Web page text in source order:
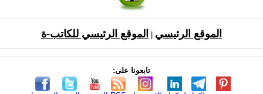
الموقع الرئيسي الموقع الرئيسي للكاتب-ة
تابعونا على: